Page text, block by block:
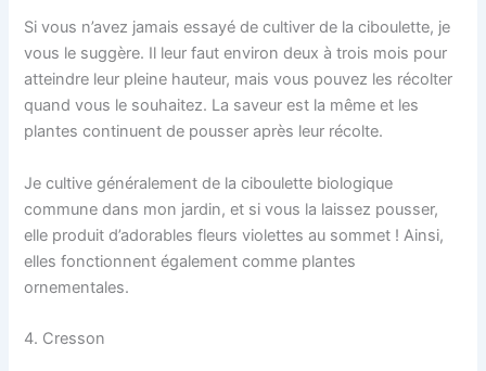
Si vous n’avez jamais essayé de cultiver de la ciboulette, je
vous le suggère. Il leur faut environ deux à trois mois pour
atteindre leur pleine hauteur, mais vous pouvez les récolter
quand vous le souhaitez. La saveur est la même et les
plantes continuent de pousser après leur récolte.
Je cultive généralement de la ciboulette biologique
commune dans mon jardin, et si vous la laissez pousser,
elle produit d’adorables fleurs violettes au sommet ! Ainsi,
elles fonctionnent également comme plantes
ornementales.
4. Cresson